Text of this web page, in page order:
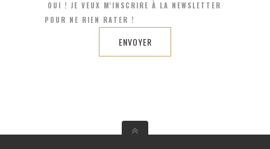
OUI ! JE VEUX M'INSCRIRE À LA NEWSLETTER
POUR NE RIEN RATER !